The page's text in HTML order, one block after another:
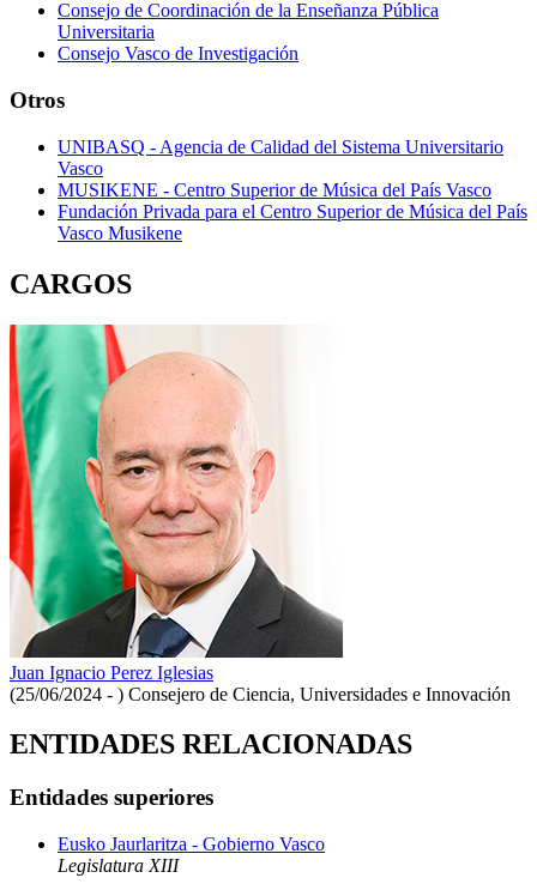
Consejo de Coordinación de la Enseñanza Pública
Universitaria
Consejo Vasco de Investigación
Otros
UNIBASQ - Agencia de Calidad del Sistema Universitario
Vasco
MUSIKENE - Centro Superior de Música del País Vasco
Fundación Privada para el Centro Superior de Música del País
Vasco Musikene
CARGOS
Juan Ignacio Perez Iglesias
(25/06/2024 - ) Consejero de Ciencia, Universidades e Innovación
ENTIDADES RELACIONADAS
Entidades superiores
Eusko Jaurlaritza - Gobierno Vasco
Legislatura XIII